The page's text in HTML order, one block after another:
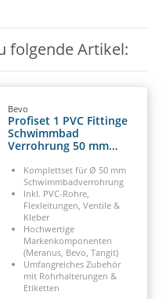
folgende Artikel:
Bevo
Profiset 1 PVC Fittinge
Schwimmbad
Verrohrung 50 mm
Komplettset für Ø 50 mm
Schwimmbadverrohrung
Inkl. PVC-Rohre,
Flexleitungen, Ventile &
Kleber
Hochwertige
Markenkomponenten
(Meranus, Bevo, Tangit)
Umfangreiches Zubehör
mit Rohrhalterungen &
Etiketten